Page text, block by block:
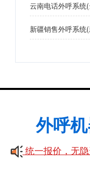
云南电话外呼系统
新疆销售外呼系统
外呼
统一报价，无